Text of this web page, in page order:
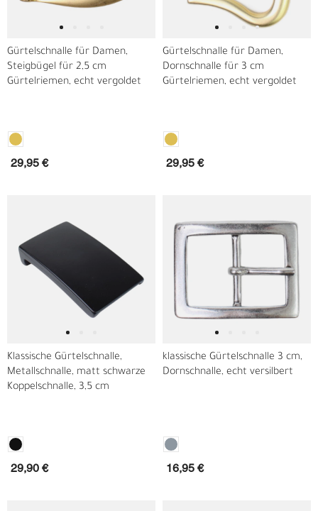
Gürtelschnalle für Damen,
Steigbügel für 2,5 cm
Gürtelriemen, echt vergoldet
29,95 €
Gürtelschnalle für Damen,
Dornschnalle für 3 cm
Gürtelriemen, echt vergoldet
29,95 €
Klassische Gürtelschnalle,
Metallschnalle, matt schwarze
Koppelschnalle, 3,5 cm
29,90 €
klassische Gürtelschnalle 3 cm,
Dornschnalle, echt versilbert
16,95 €